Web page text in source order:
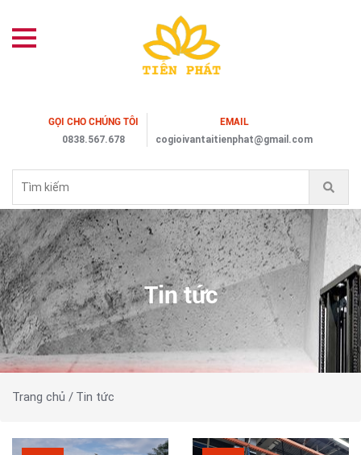
GỌI CHO CHÚNG TÔI
0838.567.678
EMAIL
cogioivantaitienphat@gmail.com
Tin tức
Trang chủ / Tin tức